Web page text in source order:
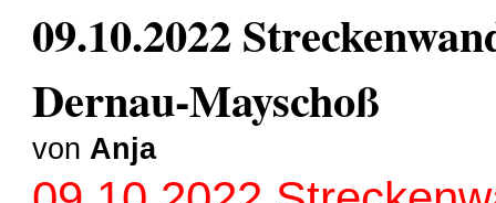
09.10.2022
Dernau-Mayschoß
von Anja